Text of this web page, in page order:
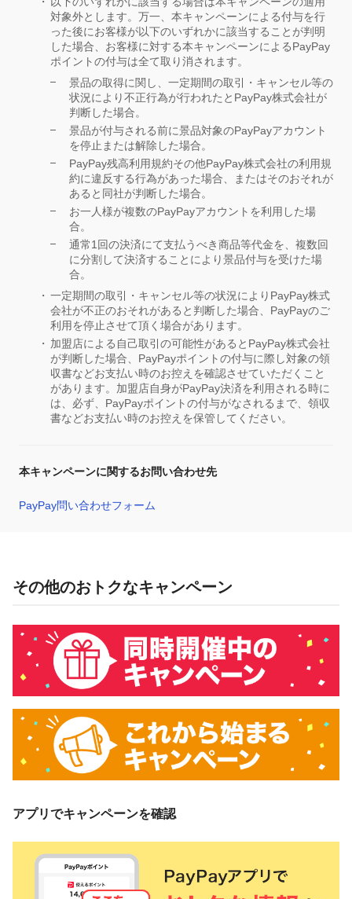
対象外とします。万一、本キャンペーンによる付与を行
った後にお客様が以下のいずれかに該当することが判明
した場合、お客様に対する本キャンペーンによるPayPay
ポイントの付与は全て取り消されます。
景品の取得に関し、一定期間の取引・キャンセル等の
状況により不正行為が行われたとPayPay株式会社が
判断した場合。
景品が付与される前に景品対象のPayPayアカウント
を停止または解除した場合。
PayPay残高利用規約その他PayPay株式会社の利用規
約に違反する行為があった場合、またはそのおそれが
あると同社が判断した場合。
お一人様が複数のPayPayアカウントを利用した場
合。
通常1回の決済にて支払うべき商品等代金を、複数回
に分割して決済することにより景品付与を受けた場
合。
一定期間の取引・キャンセル等の状況によりPayPay株式
会社が不正のおそれがあると判断した場合、PayPayのご
利用を停止させて頂く場合があります。
加盟店による自己取引の可能性があるとPayPay株式会社
が判断した場合、PayPayポイントの付与に際し対象の領
収書などお支払い時のお控えを確認させていただくこと
があります。加盟店自身がPayPay決済を利用される時に
は、必ず、PayPayポイントの付与がなされるまで、領収
書などお支払い時のお控えを保管してください。
本キャンペーンに関するお問い合わせ先
PayPay問い合わせフォーム
その他のおトクなキャンペーン
アプリでキャンペーンを確認